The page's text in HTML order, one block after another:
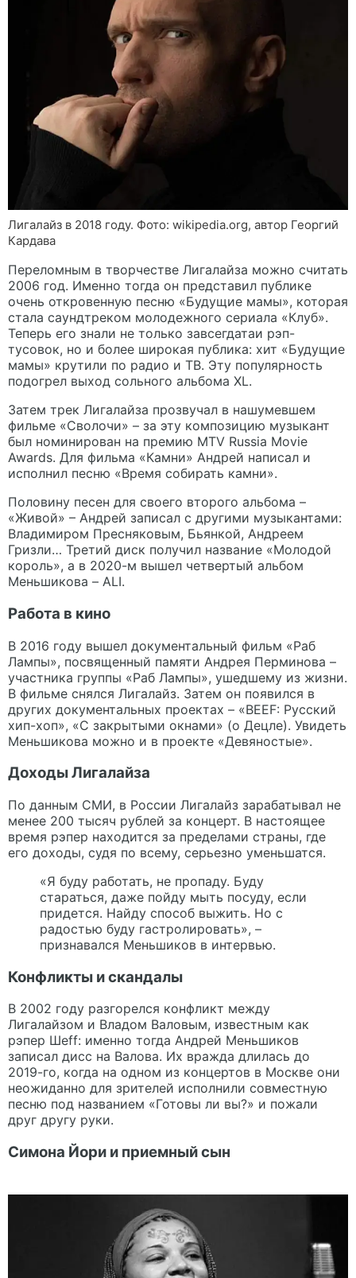
Лигалайз в 2018 году. Фото: wikipedia.org, автор Георгий
Кардава
Переломным в творчестве Лигалайза можно считать
2006 год. Именно тогда он представил публике
очень откровенную песню «Будущие мамы», которая
стала саундтреком молодежного сериала «Клуб».
Теперь его знали не только завсегдатаи рэп-
тусовок, но и более широкая публика: хит «Будущие
мамы» крутили по радио и ТВ. Эту популярность
подогрел выход сольного альбома XL.
Затем трек Лигалайза прозвучал в нашумевшем
фильме «Сволочи» – за эту композицию музыкант
был номинирован на премию MTV Russia Movie
Awards. Для фильма «Камни» Андрей написал и
исполнил песню «Время собирать камни».
Половину песен для своего второго альбома –
«Живой» – Андрей записал с другими музыкантами:
Владимиром Пресняковым, Бьянкой, Андреем
Гризли… Третий диск получил название «Молодой
король», а в 2020-м вышел четвертый альбом
Меньшикова – ALI.
Работа в кино
В 2016 году вышел документальный фильм «Раб
Лампы», посвященный памяти Андрея Перминова –
участника группы «Раб Лампы», ушедшему из жизни.
В фильме снялся Лигалайз. Затем он появился в
других документальных проектах – «BEEF: Русский
хип-хоп», «С закрытыми окнами» (о Децле). Увидеть
Меньшикова можно и в проекте «Девяностые».
Доходы Лигалайза
По данным СМИ, в России Лигалайз зарабатывал не
менее 200 тысяч рублей за концерт. В настоящее
время рэпер находится за пределами страны, где
его доходы, судя по всему, серьезно уменьшатся.
«Я буду работать, не пропаду. Буду
стараться, даже пойду мыть посуду, если
придется. Найду способ выжить. Но с
радостью буду гастролировать», –
признавался Меньшиков в интервью.
Конфликты и скандалы
В 2002 году разгорелся конфликт между
Лигалайзом и Владом Валовым, известным как
рэпер Шеff: именно тогда Андрей Меньшиков
записал дисс на Валова. Их вражда длилась до
2019-го, когда на одном из концертов в Москве они
неожиданно для зрителей исполнили совместную
песню под названием «Готовы ли вы?» и пожали
друг другу руки.
Симона Йори и приемный сын